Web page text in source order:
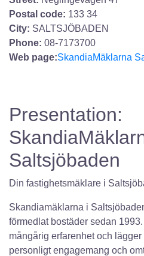
Postal code: 133 34
City: SALTSJÖBADEN
Phone: 08-7173700
Web page:SkandiaMäklarna
Presentation:
Saltsjöbaden
Din fastighetsmäklare i
Skandiamäklarna i
förmedlat bostäder sedan
mångårig erfarenhet och
personligt engagemang och